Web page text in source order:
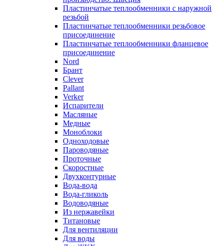
Пластинчатые теплообменники с наружной
резьбой
Пластинчатые теплообменники резьбовое
присоединение
Пластинчатые теплообменники фланцевое
присоединение
Nord
Брант
Clever
Pallant
Verker
Испарители
Масляные
Медные
Моноблоки
Одноходовые
Пароводяные
Проточные
Скоростные
Двухконтурные
Вода-вода
Вода-гликоль
Водоводяные
Из нержавейки
Титановые
Для вентиляции
Для воды